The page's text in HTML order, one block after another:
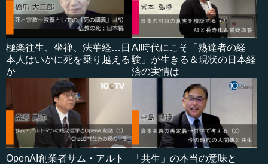
極楽往生、坐禅、法華経…日
本人はいかに死を乗り越える
か
AI時代にこそ「熟達者の経
験」が生きる＆現状の日本経
済の実情は
OpenAI創業者サム・アルト
「共生」の本当の意味と